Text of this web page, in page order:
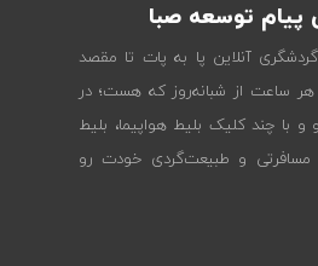
پیام توسعه صبا
آنلاین پا به پات تا مقصد
هر ساعت از شبانه‌روز که هست؛ در
با چند کلیک بلیط هواپیما، بلیط
مسافرتی و طبیعت‌گردی خودت رو